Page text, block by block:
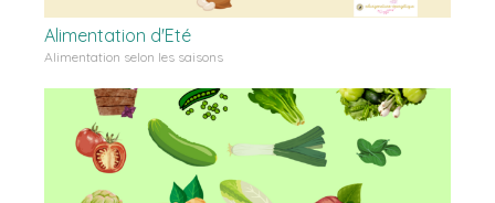
Alimentation d'Eté
Alimentation selon les saisons